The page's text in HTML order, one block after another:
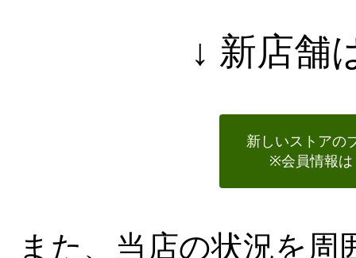
↓ 新店舗
新しいストアの
※会員情報は
また、当店の状況を